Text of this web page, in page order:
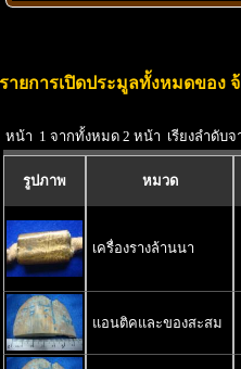
รายการเปิดประมูลทั้งหมดของ
หน้า 1 จากทั้งหมด 2 หน้า เรียงลำดับจ
รูปภาพ หมวด
เครื่องรางล้านนา
แอนติคและของสะสม